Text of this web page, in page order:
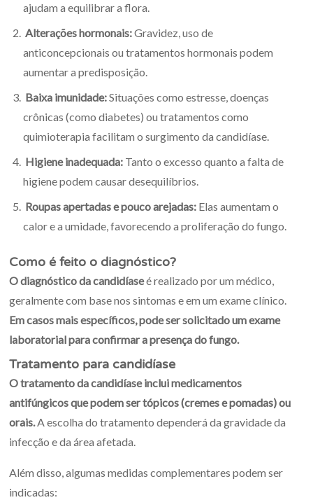
ajudam a equilibrar a flora.
Alterações hormonais:Gravidez, uso de
anticoncepcionais ou tratamentos hormonais podem
aumentar a predisposição.
Baixa imunidade:Situações como estresse, doenças
crônicas (como diabetes) ou tratamentos como
quimioterapia facilitam o surgimento da candidíase.
Higiene inadequada: Tanto o excesso quanto a falta de
higiene podem causar desequilíbrios.
Roupas apertadas e pouco arejadas: Elas aumentam o
calor e a umidade, favorecendo a proliferação do fungo.
Como é feito o diagnóstico?
O diagnóstico da candidíaseé realizado por um médico,
geralmente com base nos sintomas e em um exame clínico.
Em casos mais específicos, pode ser solicitado um exame
laboratorial para confirmar a presença do fungo.
Tratamento para candidíase
O tratamento da candidíase inclui medicamentos
antifúngicos que podem ser tópicos (cremes e pomadas) ou
orais.A escolha do tratamento dependerá da gravidade da
infecção e da área afetada.
Além disso, algumas medidas complementares podem ser
indicadas: